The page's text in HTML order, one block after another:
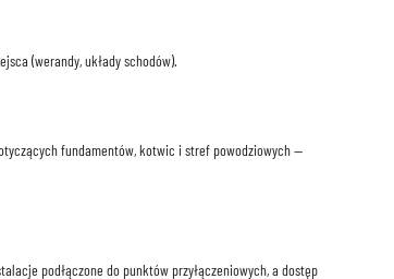
(werandy, układy schodów).
fundamentów, kotwic i stref powodziowych —
podłączone do punktów przyłączeniowych, a dostęp